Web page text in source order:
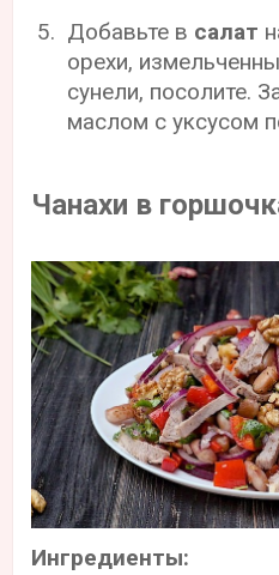
Добавьте в салат
орехи,
сунели, посолите.
маслом с уксусом
Чанахи в
Ингредиенты: